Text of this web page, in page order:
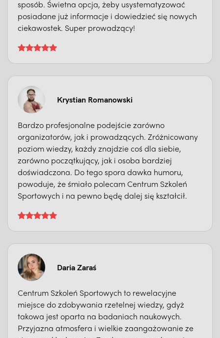
sposób. Świetna opcja, żeby usystematyzować
posiadane już informacje i dowiedzieć się nowych
ciekawostek. Super prowadzący!
Krystian Romanowski
Bardzo profesjonalne podejście zarówno
organizatorów, jak i prowadzących. Zróżnicowany
poziom wiedzy, każdy znajdzie coś dla siebie,
zarówno początkujący, jak i osoba bardziej
doświadczona. Do tego spora dawka humoru,
powoduje, że śmiało polecam Centrum Szkoleń
Sportowych i na pewno będę dalej się kształcił.
Daria Zaraś
Centrum Szkoleń Sportowych to rewelacyjne
miejsce do zdobywania rzetelnej wiedzy, gdyż
takowa jest oparta na badaniach naukowych.
Przyjazna atmosfera i wielkie zaangażowanie ze